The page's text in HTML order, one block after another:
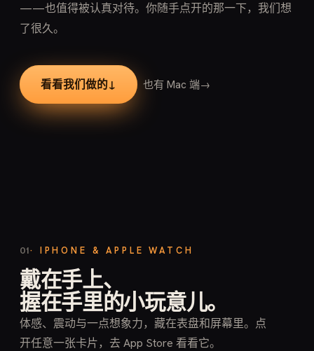
——也值得被认真对待。你随手点开的那一下，我们想
了很久。
看看我们做的↓ 也有 Mac 端→
01· IPHONE & APPLE WATCH
戴在手上、
握在手里的小玩意儿。
体感、震动与一点想象力，藏在表盘和屏幕里。点
开任意一张卡片，去 App Store 看看它。